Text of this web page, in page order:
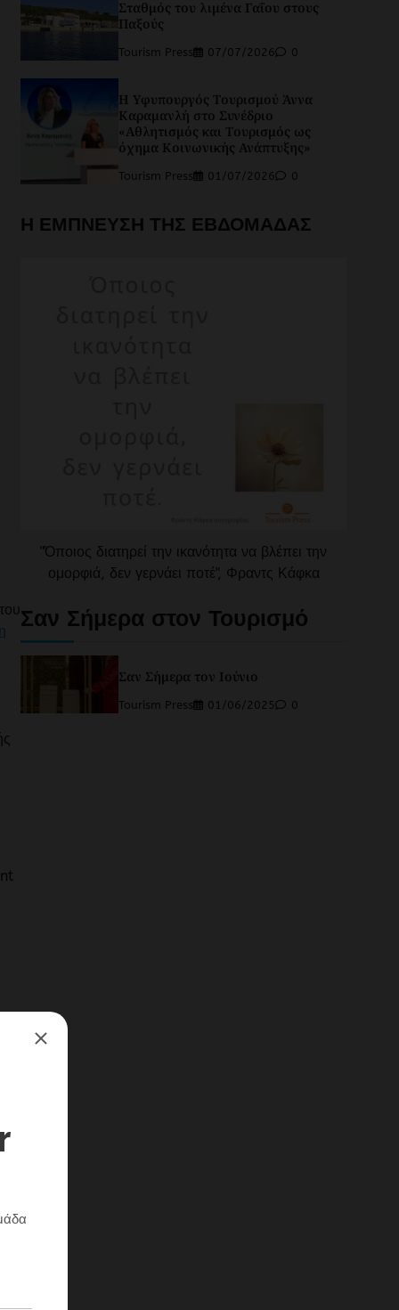
Σταθμός του λιμένα Γαΐου στους
Παξούς
Tourism Press 07/07/2026 0
Η Υφυπουργός Τουρισμού Άννα
Καραμανλή στο Συνέδριο
«Αθλητισμός και Τουρισμός ως
όχημα Κοινωνικής Ανάπτυξης»
Tourism Press 01/07/2026 0
Η ΕΜΠΝΕΥΣΗ ΤΗΣ ΕΒΔΟΜΑΔΑΣ
"Όποιος διατηρεί την ικανότητα να βλέπει την
ομορφιά, δεν γερνάει ποτέ", Φραντς Κάφκα
Σαν Σήμερα στον Τουρισμό
Σαν Σήμερα τον Ιούνιο
Tourism Press 01/06/2025 0